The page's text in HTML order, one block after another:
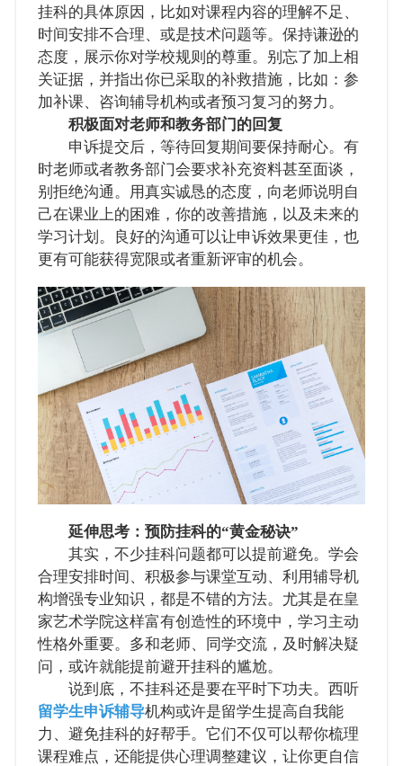
挂科的具体原因，比如对课程内容的理解不足、
时间安排不合理、或是技术问题等。保持谦逊的
态度，展示你对学校规则的尊重。别忘了加上相
关证据，并指出你已采取的补救措施，比如：参
加补课、咨询辅导机构或者预习复习的努力。
积极面对老师和教务部门的回复
申诉提交后，等待回复期间要保持耐心。有
时老师或者教务部门会要求补充资料甚至面谈，
别拒绝沟通。用真实诚恳的态度，向老师说明自
己在课业上的困难，你的改善措施，以及未来的
学习计划。良好的沟通可以让申诉效果更佳，也
更有可能获得宽限或者重新评审的机会。
延伸思考：预防挂科的“黄金秘诀”
其实，不少挂科问题都可以提前避免。学会
合理安排时间、积极参与课堂互动、利用辅导机
构增强专业知识，都是不错的方法。尤其是在皇
家艺术学院这样富有创造性的环境中，学习主动
性格外重要。多和老师、同学交流，及时解决疑
问，或许就能提前避开挂科的尴尬。
说到底，不挂科还是要在平时下功夫。西听
留学生申诉辅导机构或许是留学生提高自我能
力、避免挂科的好帮手。它们不仅可以帮你梳理
课程难点，还能提供心理调整建议，让你更自信